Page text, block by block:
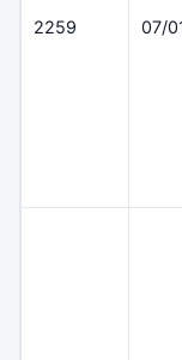
2259 07/